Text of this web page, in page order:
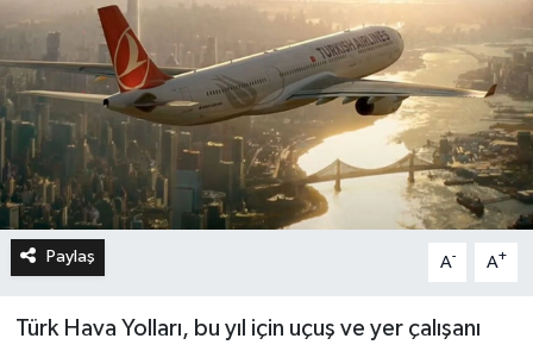
Paylaş A- A+
Türk Hava Yolları, bu yıl için uçuş ve yer çalışanı